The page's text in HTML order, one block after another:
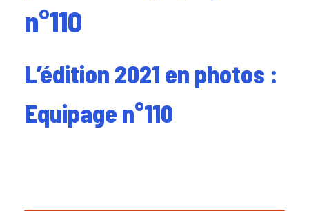
n°110
L’édition 2021 en photos :
Equipage n°110